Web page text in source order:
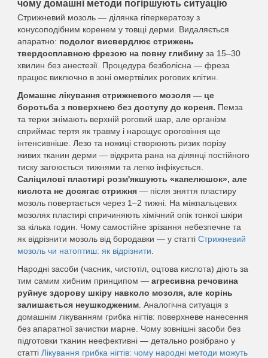
чому домашні методи погіршують ситуацію
Стрижневий мозоль — ділянка гіперкератозу з
конусоподібним коренем у товщі дерми. Видаляється
апаратно: подолог висвердлює стрижень
твердосплавною фрезою на повну глибину за 15–30
хвилин без анестезії. Процедура безболісна — фреза
працює виключно в зоні омертвілих рогових клітин.
Домашнє лікування стрижневого мозоля — це
боротьба з поверхнею без доступу до кореня. Пемза
та терки знімають верхній роговий шар, але організм
сприймає тертя як травму і нарощує ороговіння ще
інтенсивніше. Лезо та ножиці створюють ризик порізу
живих тканин дерми — відкрита рана на ділянці постійного
тиску загоюється тижнями та легко інфікується.
Саліцилові пластирі розм'якшують «капелюшок», але
кислота не досягає стрижня — після зняття пластиру
мозоль повертається через 1–2 тижні. На міжпальцевих
мозолях пластирі спричиняють хімічний опік тонкої шкіри
за кілька годин. Чому самостійне зрізання небезпечне та
як відрізнити мозоль від бородавки — у статті Стрижневий
мозоль чи натоптиш: як відрізнити
Народні засоби (часник, чистотіл, оцтова кислота) діють за
тим самим хибним принципом — агресивна речовина
руйнує здорову шкіру навколо мозоля, але корінь
залишається неушкодженим . Аналогічна ситуація з
домашнім лікуванням грибка нігтів: поверхневе нанесення
без апаратної зачистки марне. Чому зовнішні засоби без
підготовки тканин неефективні — детально розібрано у
статті Лікування грибка нігтів: чому народні методи можуть